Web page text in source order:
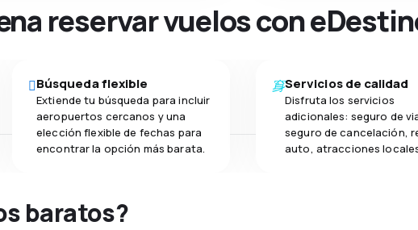
reservar vuelos con
Búsqueda flexible
Extiende tu búsqueda para incluir
aeropuertos cercanos y una
elección flexible de fechas para
encontrar la opción más barata.
Servicios de calidad
Disfruta los servicios
adicionales: seguro de
seguro de cancelación,
auto, atracciones
baratos?